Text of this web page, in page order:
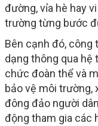
đường, vỉa hè hay
trường từng bước
Bên cạnh đó,
dạng thông qua hệ
chức đoàn thể và
bảo vệ môi trường,
đông đảo người
động tham gia các